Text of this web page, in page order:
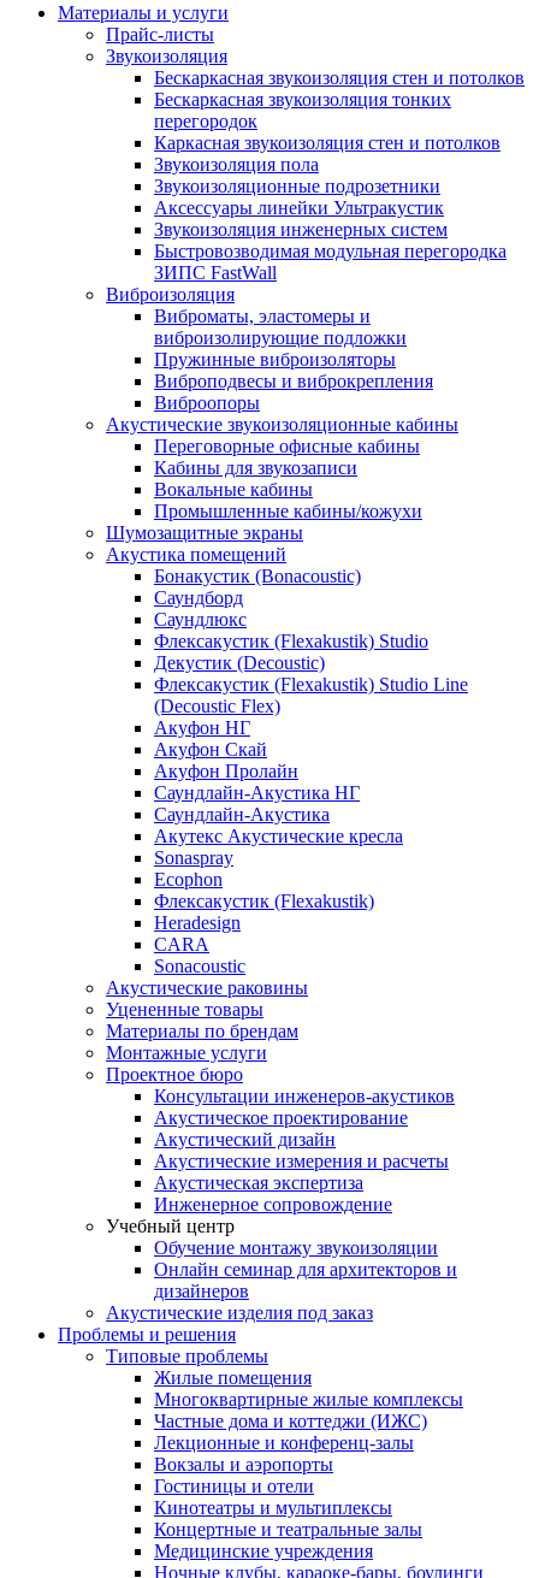
Материалы и услуги
Прайс-листы
Звукоизоляция
Бескаркасная звукоизоляция стен и потолков
Бескаркасная звукоизоляция тонких
перегородок
Каркасная звукоизоляция стен и потолков
Звукоизоляция пола
Звукоизоляционные подрозетники
Аксессуары линейки Ультракустик
Звукоизоляция инженерных систем
Быстровозводимая модульная перегородка
ЗИПС FastWall
Виброизоляция
Виброматы, эластомеры и
виброизолирующие подложки
Пружинные виброизоляторы
Виброподвесы и виброкрепления
Виброопоры
Акустические звукоизоляционные кабины
Переговорные офисные кабины
Кабины для звукозаписи
Вокальные кабины
Промышленные кабины/кожухи
Шумозащитные экраны
Акустика помещений
Бонакустик (Bonacoustic)
Саундборд
Саундлюкс
Флексакустик (Flexakustik) Studio
Декустик (Decoustic)
Флексакустик (Flexakustik) Studio Line
(Decoustic Flex)
Акуфон НГ
Акуфон Скай
Акуфон Пролайн
Саундлайн-Акустика НГ
Саундлайн-Акустика
Акутекс Акустические кресла
Sonaspray
Ecophon
Флексакустик (Flexakustik)
Heradesign
CARA
Sonacoustic
Акустические раковины
Уцененные товары
Материалы по брендам
Монтажные услуги
Проектное бюро
Консультации инженеров-акустиков
Акустическое проектирование
Акустический дизайн
Акустические измерения и расчеты
Акустическая экспертиза
Инженерное сопровождение
Учебный центр
Обучение монтажу звукоизоляции
Онлайн семинар для архитекторов и
дизайнеров
Акустические изделия под заказ
Проблемы и решения
Типовые проблемы
Жилые помещения
Многоквартирные жилые комплексы
Частные дома и коттеджи (ИЖС)
Лекционные и конференц-залы
Вокзалы и аэропорты
Гостиницы и отели
Кинотеатры и мультиплексы
Концертные и театральные залы
Медицинские учреждения
Ночные клубы, караоке-бары, боулинги